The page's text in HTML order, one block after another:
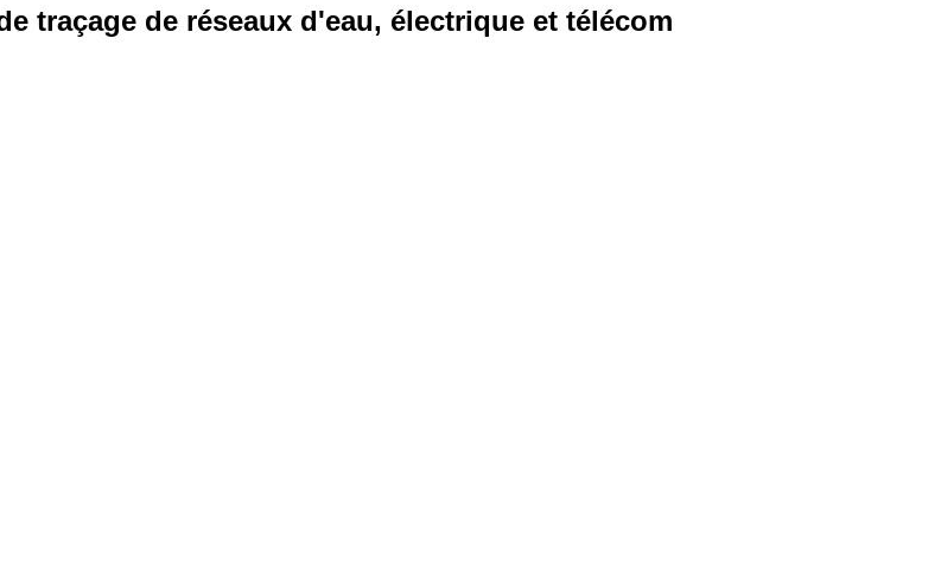
traçage de réseaux d'eau, électrique et télécom